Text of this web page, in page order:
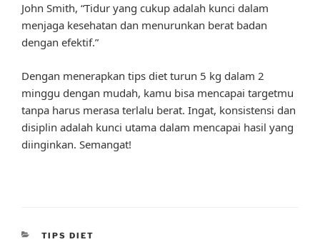
John Smith, “Tidur yang cukup adalah kunci dalam
menjaga kesehatan dan menurunkan berat badan
dengan efektif.”
Dengan menerapkan tips diet turun 5 kg dalam 2
minggu dengan mudah, kamu bisa mencapai targetmu
tanpa harus merasa terlalu berat. Ingat, konsistensi dan
disiplin adalah kunci utama dalam mencapai hasil yang
diinginkan. Semangat!
CATEGORIES
TIPS DIET